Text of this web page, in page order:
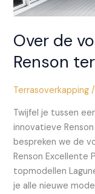
Over de
Renson
Terrasoverkapping
Twijfel je tussen
innovatieve
bespreken we de
Renson Excellente
topmodellen
je alle nieuwe